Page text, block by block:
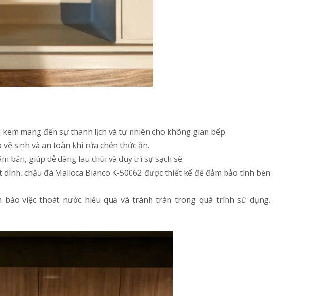
mang đến sự thanh lịch và tự nhiên cho không gian bếp.
sinh và an toàn khi rửa chén thức ăn.
bẩn, giúp dễ dàng lau chùi và duy trì sự sạch sẽ.
chậu đá Malloca Bianco K-50062 được thiết kế để đảm bảo tính bền
việc thoát nước hiệu quả và tránh tràn trong quá trình sử dụng.